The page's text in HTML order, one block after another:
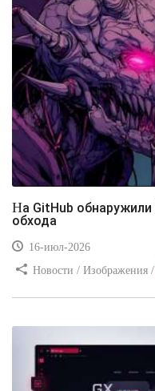
На GitHub обнаружили фальшивые утилиты для
обхода
16-июл-2026
Новости / Изображения /